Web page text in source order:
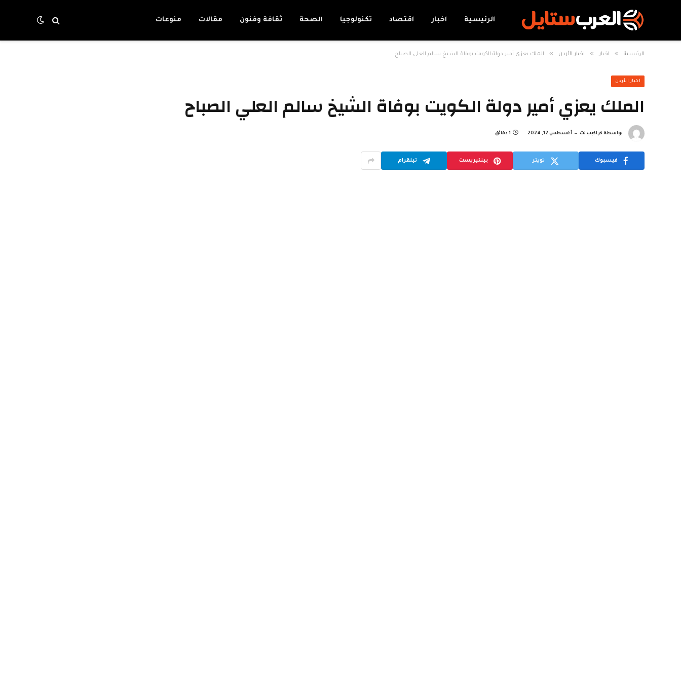
الرئيسية اخبار اقتصاد تكنولوجيا الصحة ثقافة وفنون مقالات منوعات
الرئيسية » اخبار » اخبار الأردن » الملك يعزي أمير دولة الكويت بوفاة الشيخ سالم العلي الصباح
اخبار الأردن
الملك يعزي أمير دولة الكويت بوفاة الشيخ سالم العلي الصباح
بواسطة كراكيب نت أغسطس 12, 2024 1 دقائق
فيسبوك تويتر بينتيريست تيلقرام